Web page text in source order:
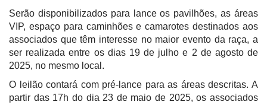
Serão disponibilizados para lance os pavilhões, as áreas
VIP, espaço para caminhões e camarotes destinados aos
associados que têm interesse no maior evento da raça, a
ser realizada entre os dias 19 de julho e 2 de agosto de
2025, no mesmo local.
O leilão contará com pré-lance para as áreas descritas. A
partir das 17h do dia 23 de maio de 2025, os associados